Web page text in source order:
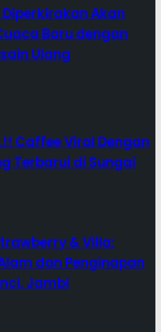
Diperkirakan Akan
Baru dengan
Ulang
Caffee Viral Dengan
Terbarui di Sungai
& Villa:
dan Penginapan
Jambi